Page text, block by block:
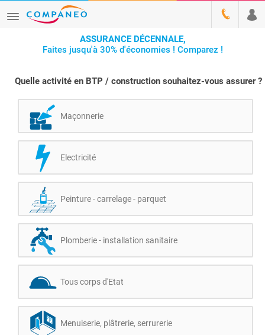
ASSURANCE DÉCENNALE,
Faites jusqu'à 30% d'économies ! Comparez !
Quelle activité en BTP / construction souhaitez-vous assurer ?
Maçonnerie
Electricité
Peinture - carrelage - parquet
Plomberie - installation sanitaire
Tous corps d'Etat
Menuiserie, plâtrerie, serrurerie